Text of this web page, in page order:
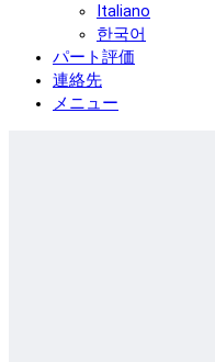
Italiano
한국어
パート評価
連絡先
メニュー